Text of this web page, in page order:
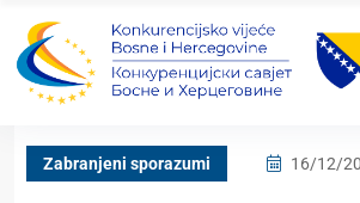
Zabranjeni sporazumi 16/12/